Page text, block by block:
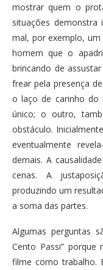
mostrar quem o
situações
mal, por exemplo,
homem que o
brincando de
frear pela presença
o laço de carinho do
único; o outro,
obstáculo.
eventualmente
demais. A
cenas. A
produzindo um
a soma das partes.
Algumas perguntas
Cento Passi”
filme como trabalho.